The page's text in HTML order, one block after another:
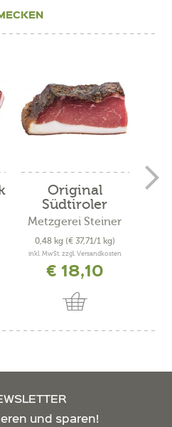
Original
Südtiroler
Bauernspeck
Metzgerei Steiner
0,48 kg (€ 37,71/1 kg)
inkl. MwSt. zzgl. Versandkosten
€ 18,10
und sparen!